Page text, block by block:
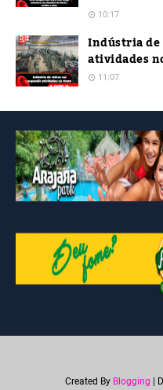
10:17
Indústria
atividades
11:07
Created By Blogging |